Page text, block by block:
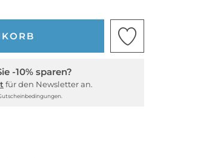
-10% sparen?
für den Newsletter an.